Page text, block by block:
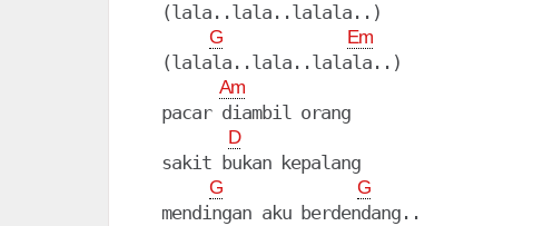
  (lala..lala..lalala..)
G Em
  (lalala..lala..lalala..)
Am
  pacar diambil orang
D
  sakit bukan kepalang
G G
  mendingan aku berdendang..